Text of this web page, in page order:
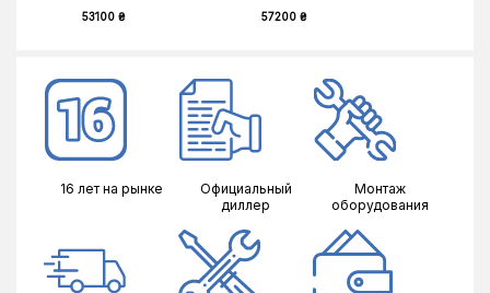
53100 ₴ 57200 ₴
16 лет на рынке
Официальный
диллер
Монтаж
оборудования